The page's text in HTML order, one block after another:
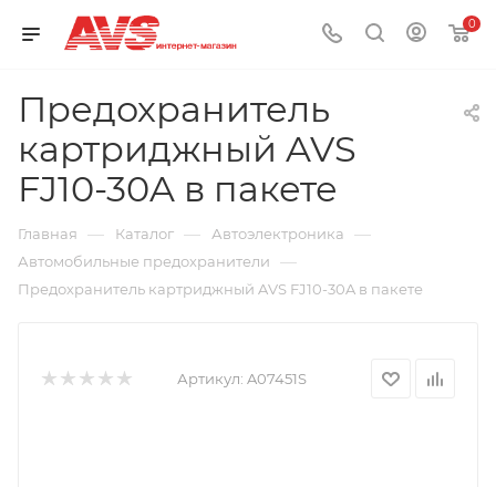
0
Предохранитель
картриджный AVS
FJ10-30A в пакете
Главная — Каталог — Автоэлектроника —
Автомобильные предохранители —
Предохранитель картриджный AVS FJ10-30A в пакете
Артикул: A07451S